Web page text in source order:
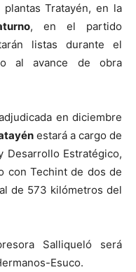
Tratayén, en la
, en el partido
listas durante el
al avance de obra
en diciembre
estará a cargo de
Desarrollo Estratégico,
con Techint de dos de
de 573 kilómetros del
Salliqueló será
Esuco.